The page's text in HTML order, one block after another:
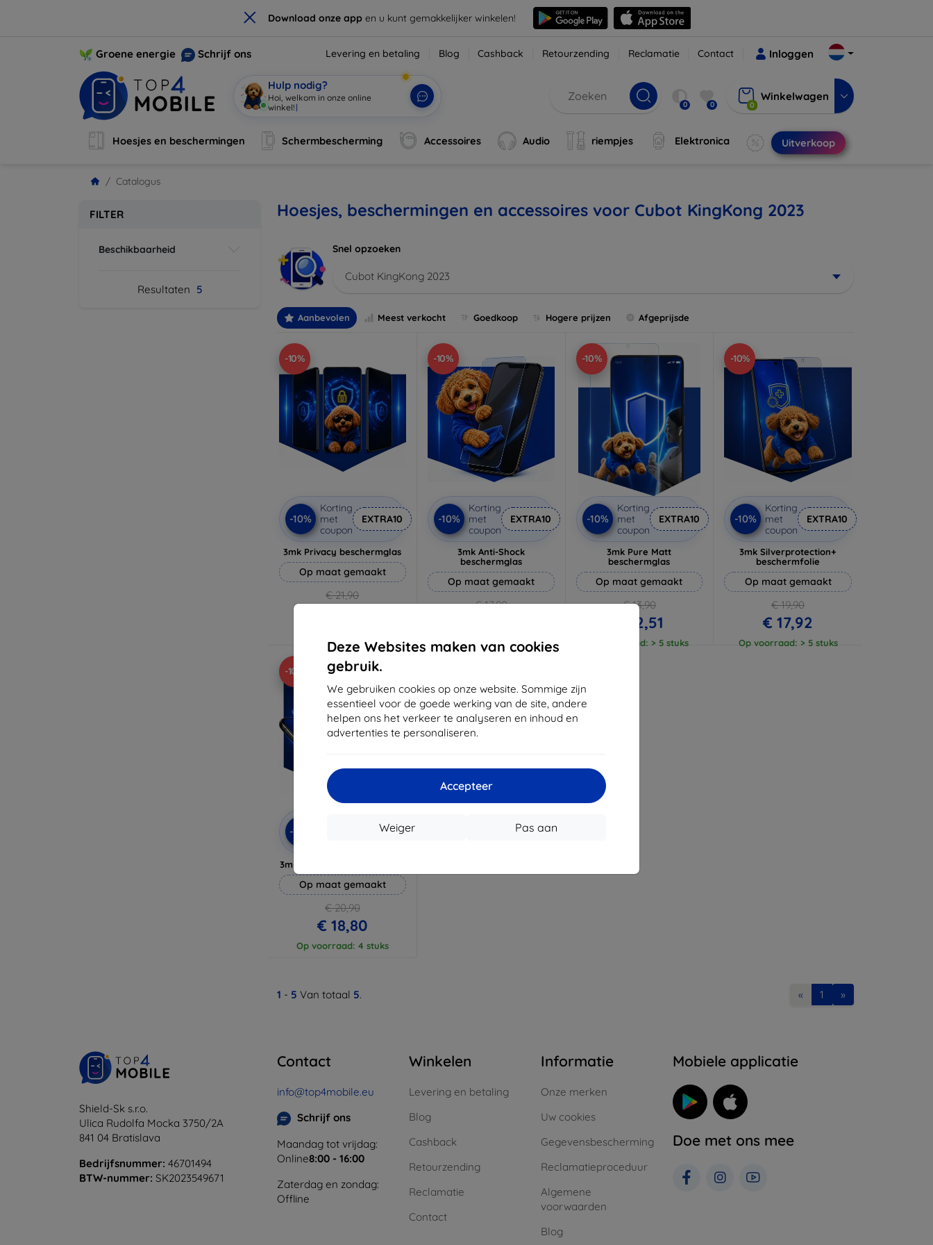
× Download onze app en u kunt gemakkelijker winkelen!
Deze Websites maken van cookies
gebruik.
We gebruiken cookies op onze website. Sommige zijn
essentieel voor de goede werking van de site, andere
helpen ons het verkeer te analyseren en inhoud en
advertenties te personaliseren.
Accepteer
Pas aan
Weiger
Groene energie Schrijf ons Levering en betaling Blog Cashback Retourzending Reclamatie Contact Inloggen
Hulp nodig?
Hoi, welkom in onze online
winkel! | 0 0 0
Winkelwagen
Hoesjes en beschermingen Schermbescherming Accessoires Audio riempjes Elektronica Uitverkoop
Catalogus
FILTER
Beschikbaarheid
Resultaten 5
Hoesjes, beschermingen en accessoires voor Cubot KingKong 2023
Snel opzoeken
Cubot KingKong 2023
Aanbevolen Meest verkocht Goedkoop Hogere prijzen Afgeprijsde
-10%
-10%
Korting
met
coupon
EXTRA10
3mk Privacy beschermglas
Op maat gemaakt
€ 21,90
-10%
-10%
Korting
met
coupon
EXTRA10
3mk Anti-Shock
beschermglas
Op maat gemaakt
€ 17,90
Op voorraad: > 5 stuks
-10%
-10%
Korting
met
coupon
EXTRA10
3mk Pure Matt
beschermglas
Op maat gemaakt
€ 13,90
€ 12,51
Op voorraad: > 5 stuks
-10%
-10%
Korting
met
coupon
EXTRA10
3mk Silverprotection+
beschermfolie
Op maat gemaakt
€ 19,90
€ 17,92
Op voorraad: > 5 stuks
-10%
-10% EXTRA10
3mk Hammer beschermfolie
Op maat gemaakt
€ 20,90
€ 18,80
Op voorraad: 4 stuks
1 - 5 Van totaal 5. « 1 »
Shield-Sk s.r.o.
Ulica Rudolfa Mocka 3750/2A
841 04 Bratislava
Bedrijfsnummer: 46701494
BTW-nummer: SK2023549671
Contact
info@top4mobile.eu
Schrijf ons
Maandag tot vrijdag:
Online8:00 - 16:00
Zaterdag en zondag:
Offline
Winkelen
Levering en betaling
Blog
Cashback
Retourzending
Reclamatie
Contact
Informatie
Onze merken
Uw cookies
Gegevensbescherming
Reclamatieproceduur
Algemene
voorwaarden
Blog
Mobiele applicatie
Doe met ons mee